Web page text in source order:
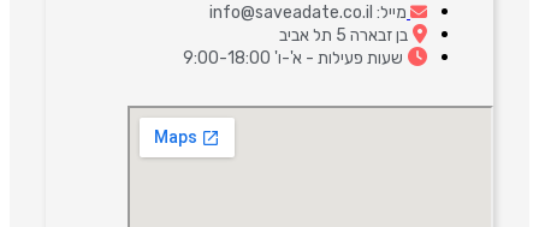
מייל: info@saveadate.co.il
בן זבארה 5 תל אביב
שעות פעילות - א'-ו' 9:00-18:00